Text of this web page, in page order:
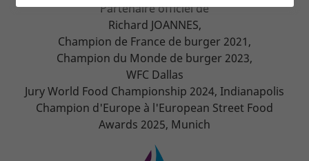
Partenaire officiel de
Richard JOANNES,
Champion de France de burger 2021,
Champion du Monde de burger 2023,
WFC Dallas
Jury World Food Championship 2024, Indianapolis
Champion d'Europe à l'European Street Food
Awards 2025, Munich